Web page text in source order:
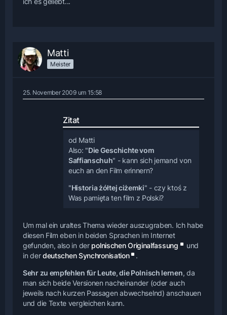
Matti
Meister
25. November 2009 um 15:58
Zitat
od Matti
Also: "Die Geschichte vom
Saffianschuh" - kann sich jemand von
euch an den Film erinnern?
"Historia żółtej ciżemki" - czy ktoś z
Was pamięta ten film z Polski?
Um mal ein uraltes Thema wieder auszugraben. Ich habe
diesen Film eben in beiden Sprachen im Internet
gefunden, also in der polnischen Originalfassung
und
in derdeutschen Synchronisation
.
Sehr zu empfehlen für Leute, die Polnisch lernen, da
man sich beide Versionen nacheinander (oder auch
jeweils nach kurzen Passagen abwechselnd) anschauen
und die Texte vergleichen kann.